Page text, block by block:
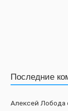
Последние
Алексей Лобода